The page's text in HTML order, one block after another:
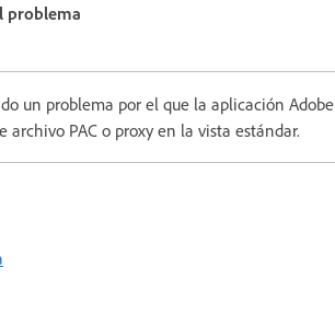
problema
un problema por el que la aplicación
archivo PAC o proxy en la vista estándar.